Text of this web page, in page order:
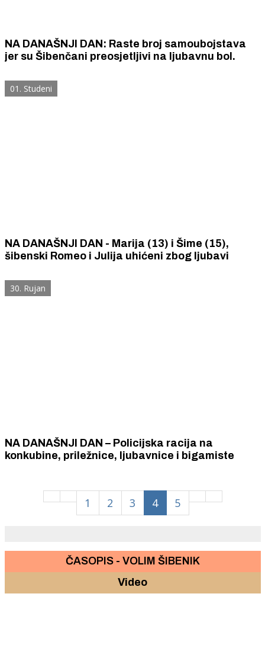
NA DANAŠNJI DAN: Raste broj samoubojstava
jer su Šibenčani preosjetljivi na ljubavnu bol.
01. Studeni
NA DANAŠNJI DAN - Marija (13) i Šime (15),
šibenski Romeo i Julija uhićeni zbog ljubavi
30. Rujan
NA DANAŠNJI DAN – Policijska racija na
konkubine, priležnice, ljubavnice i bigamiste
1 2 3 4 5
ČASOPIS - VOLIM ŠIBENIK
Video